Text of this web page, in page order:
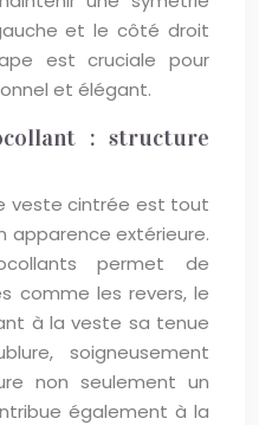
et le côté droit
est cruciale pour
et élégant.
: structure
veste cintrée est tout
apparence extérieure.
permet de
comme les revers, le
à la veste sa tenue
soigneusement
non seulement un
également à la